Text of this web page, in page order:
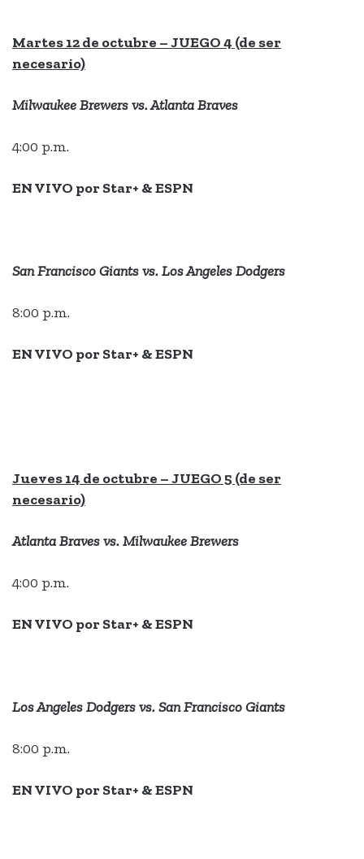
Martes 12 de octubre – JUEGO 4 (de ser
necesario)
Milwaukee Brewers vs. Atlanta Braves
4:00 p.m.
EN VIVO por Star+ & ESPN
San Francisco Giants vs. Los Angeles Dodgers
8:00 p.m.
EN VIVO por Star+ & ESPN
Jueves 14 de octubre – JUEGO 5 (de ser
necesario)
Atlanta Braves vs. Milwaukee Brewers
4:00 p.m.
EN VIVO por Star+ & ESPN
Los Angeles Dodgers vs. San Francisco Giants
8:00 p.m.
EN VIVO por Star+ & ESPN